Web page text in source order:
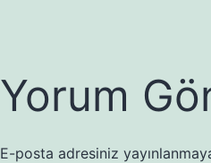
Yorum
E-posta adresiniz